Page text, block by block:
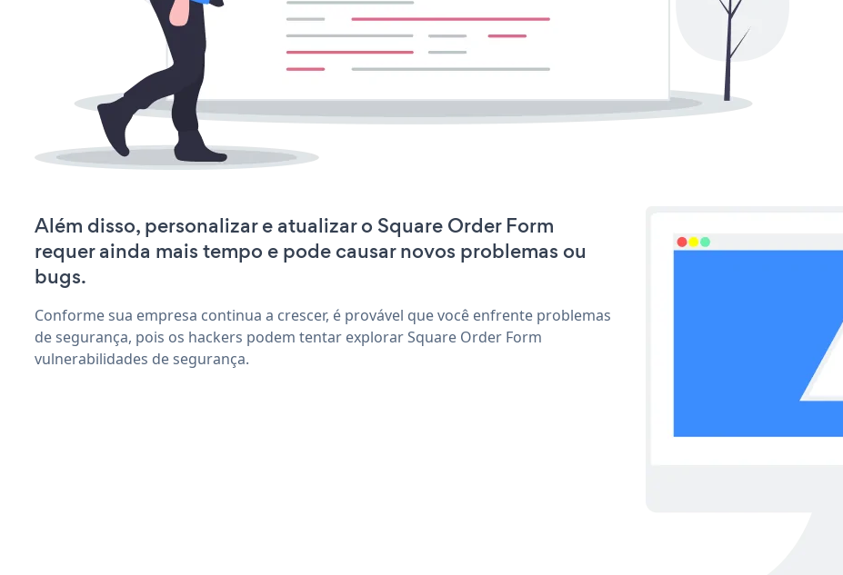
Além disso, personalizar e atualizar o Square Order Form
requer ainda mais tempo e pode causar novos problemas ou
bugs.
Conforme sua empresa continua a crescer, é provável que você enfrente problemas
de segurança, pois os hackers podem tentar explorar Square Order Form
vulnerabilidades de segurança.